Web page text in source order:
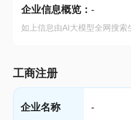
企业信息概览： -
如上信息由AI大模型全网搜索
工商注册
企业名称 -